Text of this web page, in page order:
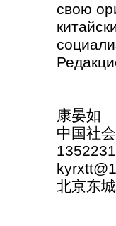
свою
康晏如
中国社
北京东